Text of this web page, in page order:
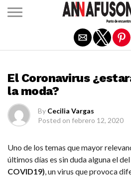
El Coronavirus
la moda?
By Cecilia Vargas
Posted on febrero 12, 2020
Uno de los temas que mayor
últimos días es sin duda alguna el del
COVID19), un virus que provoca
Salir de la